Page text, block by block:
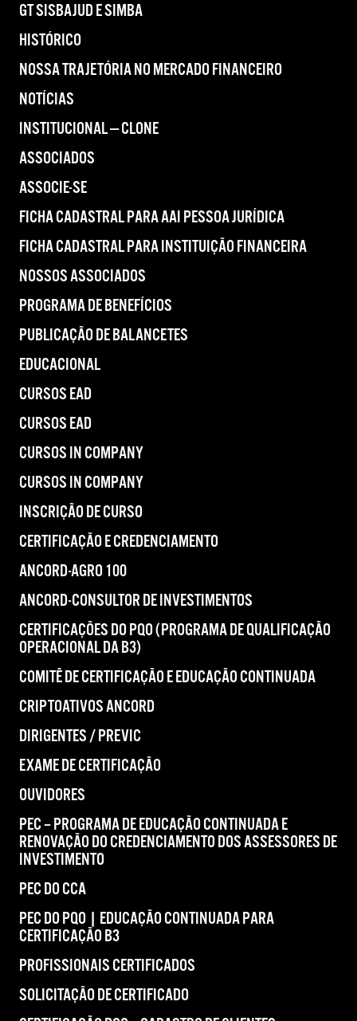
GT SISBAJUD E SIMBA
HISTÓRICO
NOSSA TRAJETÓRIA NO MERCADO FINANCEIRO
NOTÍCIAS
INSTITUCIONAL — CLONE
ASSOCIADOS
ASSOCIE-SE
FICHA CADASTRAL PARA AAI PESSOA JURÍDICA
FICHA CADASTRAL PARA INSTITUIÇÃO FINANCEIRA
NOSSOS ASSOCIADOS
PROGRAMA DE BENEFÍCIOS
PUBLICAÇÃO DE BALANCETES
EDUCACIONAL
CURSOS EAD
CURSOS EAD
CURSOS IN COMPANY
CURSOS IN COMPANY
INSCRIÇÃO DE CURSO
CERTIFICAÇÃO E CREDENCIAMENTO
ANCORD-AGRO 100
ANCORD-CONSULTOR DE INVESTIMENTOS
CERTIFICAÇÕES DO PQO (PROGRAMA DE QUALIFICAÇÃO
OPERACIONAL DA B3)
COMITÊ DE CERTIFICAÇÃO E EDUCAÇÃO CONTINUADA
CRIPTOATIVOS ANCORD
DIRIGENTES / PREVIC
EXAME DE CERTIFICAÇÃO
OUVIDORES
PEC – PROGRAMA DE EDUCAÇÃO CONTINUADA E
RENOVAÇÃO DO CREDENCIAMENTO DOS ASSESSORES DE
INVESTIMENTO
PEC DO CCA
PEC DO PQO | EDUCAÇÃO CONTINUADA PARA
CERTIFICAÇÃO B3
PROFISSIONAIS CERTIFICADOS
SOLICITAÇÃO DE CERTIFICADO